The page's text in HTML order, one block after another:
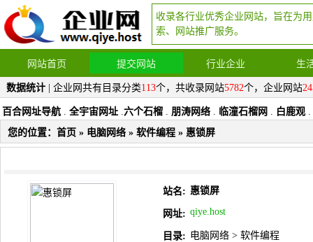
收录各行业优秀企业网站，旨在为
索、网站推广服务。
网站首页 提交网站 行业企业 生
数据统计 | 企业网共有目录分类113个，共收录网站5782个，企业网站
百合网址导航 . 全宇宙网址 .六个石榴 . 朋涛网络 . 临潼石榴网 . 白鹿观 .
您的位置： 首页 » 电脑网络 » 软件编程 » 惠锁屏
站名: 惠锁屏
网址: qiye.host
目录: 电脑网络 > 软件编程